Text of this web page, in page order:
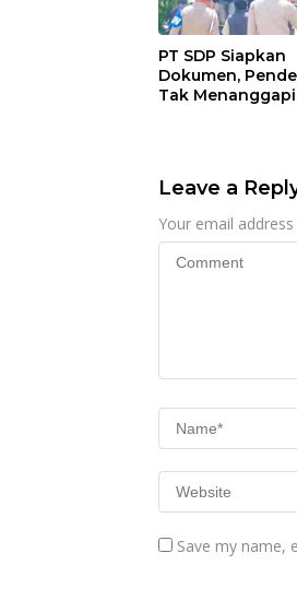
PT SDP Siapkan
Dokumen,
Tak Menanggapi
Leave a
Your email
Save my name,